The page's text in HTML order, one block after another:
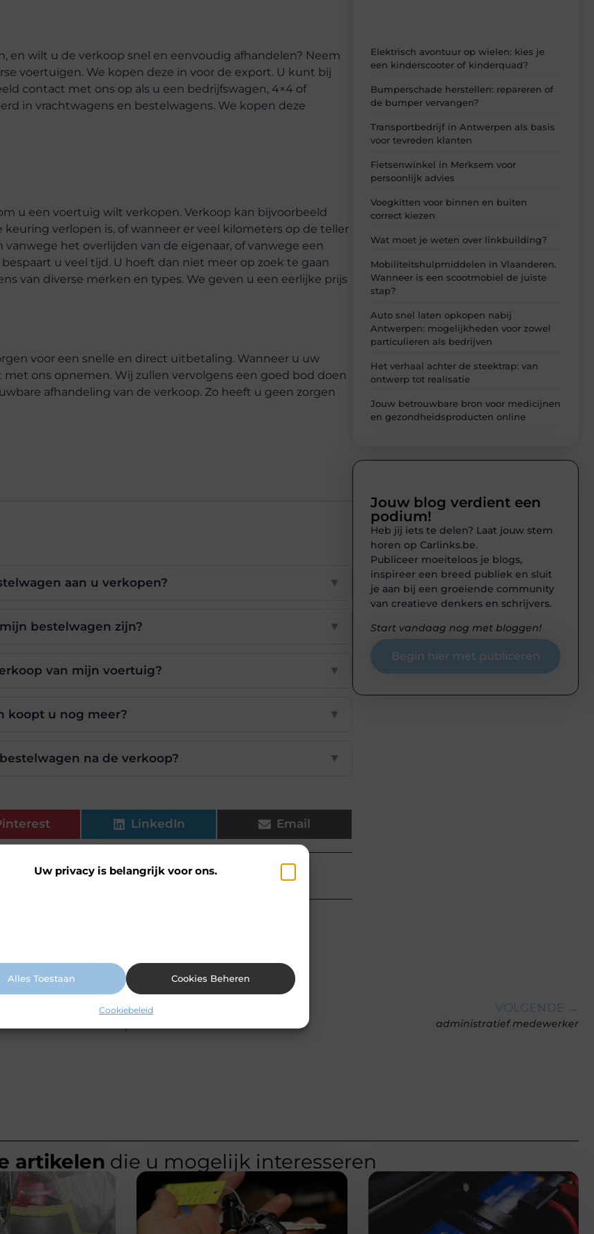
Uw privacy is belangrijk voor ons.
Alles Toestaan Cookies Beheren
Cookiebeleid
en wilt u de verkoop snel en eenvoudig afhandelen? Neem
voertuigen. We kopen deze in voor de export. U kunt bij
contact met ons op als u een bedrijfswagen, 4×4 of
in vrachtwagens en bestelwagens. We kopen deze
u een voertuig wilt verkopen. Verkoop kan bijvoorbeeld
verlopen is, of wanneer er veel kilometers op de teller
het overlijden van de eigenaar, of vanwege een
u veel tijd. U hoeft dan niet meer op zoek te gaan
van diverse merken en types. We geven u een eerlijke prijs
voor een snelle en direct uitbetaling. Wanneer u uw
ons opnemen. Wij zullen vervolgens een goed bod doen
afhandeling van de verkoop. Zo heeft u geen zorgen
aan u verkopen? ▼
bestelwagen zijn? ▼
van mijn voertuig? ▼
koopt u nog meer? ▼
na de verkoop? ▼
LinkedIn Email
verkopen voor export
zich richt op het zorgvuldig selecteren en presenteren van
Elektrisch avontuur op wielen: kies je
een kinderscooter of kinderquad?
Bumperschade herstellen: repareren of
de bumper vervangen?
Transportbedrijf in Antwerpen als basis
voor tevreden klanten
Fietsenwinkel in Merksem voor
persoonlijk advies
Voegkitten voor binnen en buiten
correct kiezen
Wat moet je weten over linkbuilding?
Mobiliteitshulpmiddelen in Vlaanderen.
Wanneer is een scootmobiel de juiste
stap?
Auto snel laten opkopen nabij
Antwerpen: mogelijkheden voor zowel
particulieren als bedrijven
Het verhaal achter de steektrap: van
ontwerp tot realisatie
Jouw betrouwbare bron voor medicijnen
en gezondheidsproducten online
Jouw blog verdient een
podium!
Heb jij iets te delen? Laat jouw stem
horen op Carlinks.be.
Publiceer moeiteloos je blogs,
inspireer een breed publiek en sluit
je aan bij een groeiende community
van creatieve denkers en schrijvers.
Start vandaag nog met bloggen!
Begin hier met publiceren
VOLGENDE →
administratief medewerker
artikelen die u mogelijk interesseren